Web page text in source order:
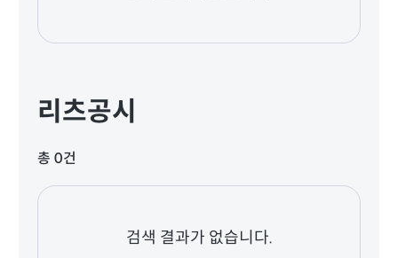
리츠공시
총 0건
검색 결과가 없습니다.